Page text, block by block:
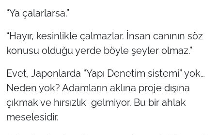
“Ya çalarlarsa.”
“Hayır, kesinlikle çalmazlar. İnsan canının söz
konusu olduğu yerde böyle şeyler olmaz.”
Evet, Japonlarda “Yapı Denetim sistemi” yok…
Neden yok? Adamların aklına proje dışına
çıkmak ve hırsızlık gelmiyor. Bu bir ahlak
meselesidir.